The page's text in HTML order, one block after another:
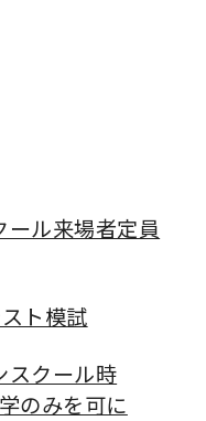
ール来場者定員
ト模試
スクール時
のみを可に